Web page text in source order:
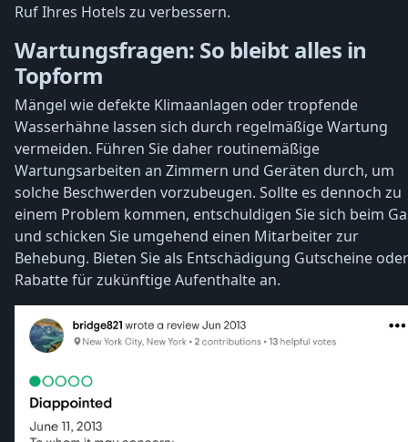
Ruf Ihres Hotels zu verbessern.
Wartungsfragen: So bleibt alles in
Topform
Mängel wie defekte Klimaanlagen oder tropfende
Wasserhähne lassen sich durch regelmäßige Wartung
vermeiden. Führen Sie daher routinemäßige
Wartungsarbeiten an Zimmern und Geräten durch, um
solche Beschwerden vorzubeugen. Sollte es dennoch zu
einem Problem kommen, entschuldigen Sie sich beim
und schicken Sie umgehend einen Mitarbeiter zur
Behebung. Bieten Sie als Entschädigung Gutscheine oder
Rabatte für zukünftige Aufenthalte an.